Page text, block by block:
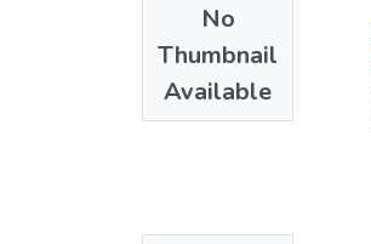
No
Thumbnail
Available